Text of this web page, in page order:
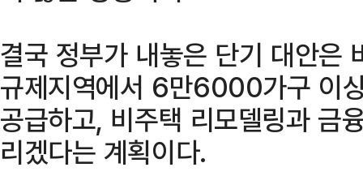
결국 정부가 내놓은 단기 대안은
규제지역에서 6만6000가구 이
공급하고, 비주택 리모델링과 금
리겠다는 계획이다.